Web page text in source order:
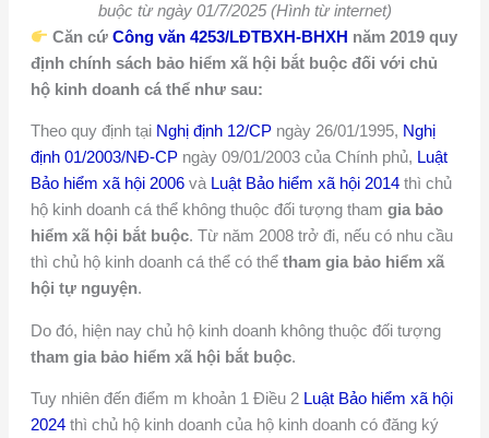
buộc từ ngày 01/7/2025 (Hình từ internet)
Căn cứCông văn 4253/LĐTBXH-BHXH năm 2019 quy
định chính sách bảo hiểm xã hội bắt buộc đối với chủ
hộ kinh doanh cá thể như sau:
Theo quy định tại Nghị định 12/CPngày 26/01/1995, Nghị
định 01/2003/NĐ-CPngày 09/01/2003 của Chính phủ, Luật
Bảo hiểm xã hội 2006và Luật Bảo hiểm xã hội 2014thì chủ
hộ kinh doanh cá thể không thuộc đối tượng tham gia bảo
hiểm xã hội bắt buộc. Từ năm 2008 trở đi, nếu có nhu cầu
thì chủ hộ kinh doanh cá thể có thể tham gia bảo hiểm xã
hội tự nguyện.
Do đó, hiện nay chủ hộ kinh doanh không thuộc đối tượng
tham gia bảo hiểm xã hội bắt buộc.
Tuy nhiên đến điểm m khoản 1 Điều 2 Luật Bảo hiểm xã hội
2024thì chủ hộ kinh doanh của hộ kinh doanh có đăng ký